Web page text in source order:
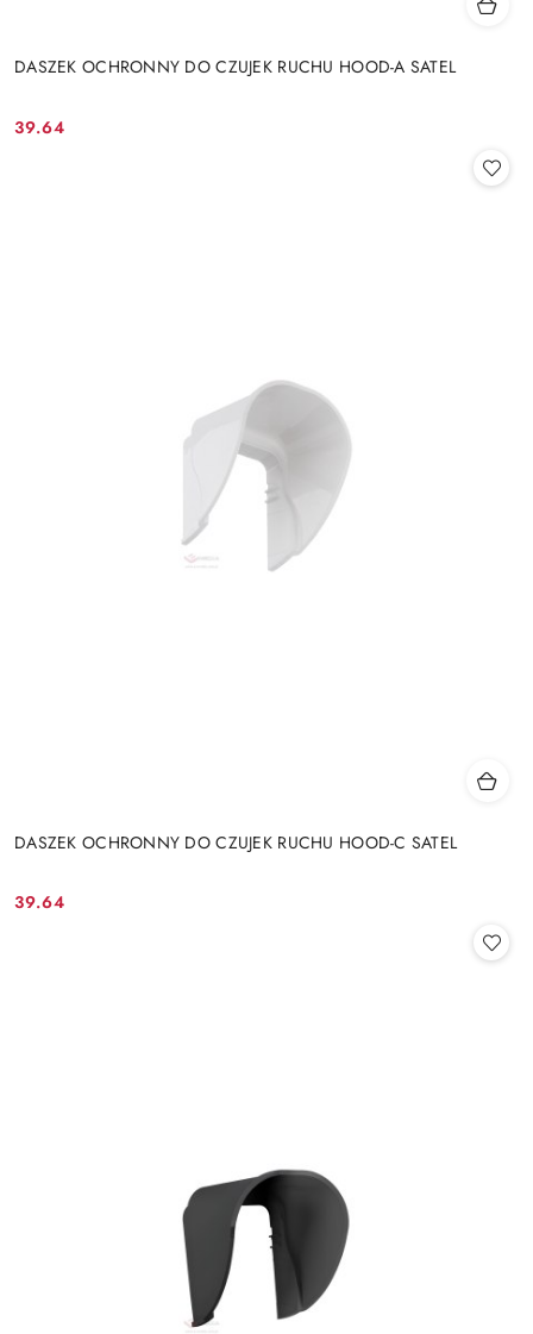
DASZEK OCHRONNY DO CZUJEK RUCHU HOOD-A SATEL
Cena:
39.64
DASZEK OCHRONNY DO CZUJEK RUCHU HOOD-C SATEL
Cena:
39.64